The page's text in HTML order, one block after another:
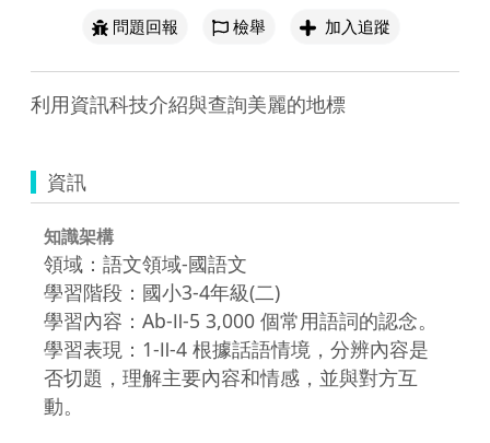
問題回報
檢舉 加入追蹤
利用資訊科技介紹與查詢美麗的地標
資訊
知識架構
領域：語文領域-國語文
學習階段：國小3-4年級(二)
學習內容：Ab-Ⅱ-5 3,000 個常用語詞的認念。
學習表現：1-Ⅱ-4 根據話語情境，分辨內容是
否切題，理解主要內容和情感，並與對方互
動。